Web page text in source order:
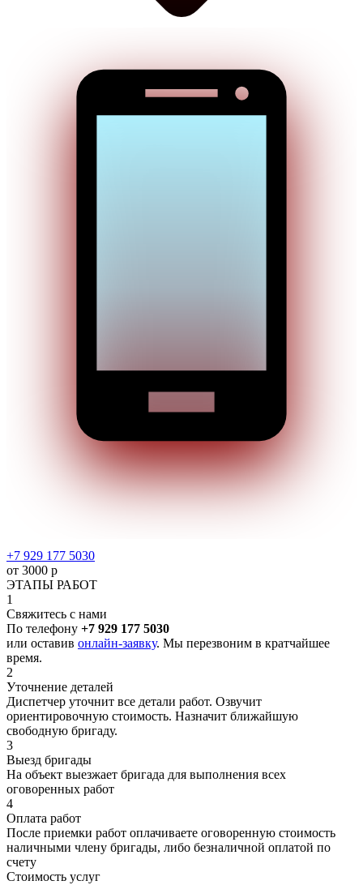
+7 929 177 5030
от 3000 р
ЭТАПЫ РАБОТ
1
Свяжитесь с нами
По телефону +7 929 177 5030
или оставив онлайн-заявку. Мы перезвоним в кратчайшее
время.
2
Уточнение деталей
Диспетчер уточнит все детали работ. Озвучит
ориентировочную стоимость. Назначит ближайшую
свободную бригаду.
3
Выезд бригады
На объект выезжает бригада для выполнения всех
оговоренных работ
4
Оплата работ
После приемки работ оплачиваете оговоренную стоимость
наличными члену бригады, либо безналичной оплатой по
счету
Стоимость услуг